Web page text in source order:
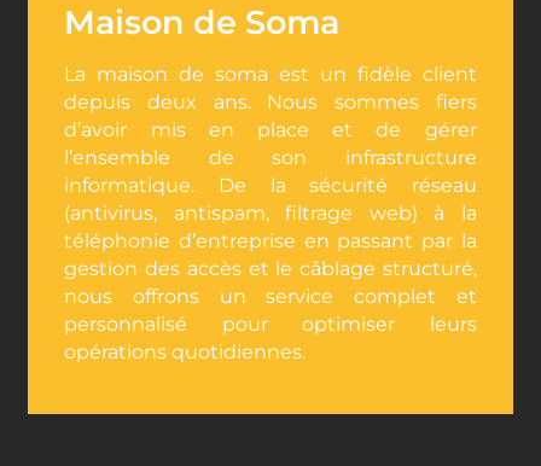
Maison de Soma
La maison de soma est un fidèle client
depuis deux ans. Nous sommes fiers
d’avoir mis en place et de gérer
l’ensemble de son infrastructure
informatique. De la sécurité réseau
(antivirus, antispam, filtrage web) à la
téléphonie d’entreprise en passant par la
gestion des accès et le câblage structuré,
nous offrons un service complet et
personnalisé pour optimiser leurs
opérations quotidiennes.